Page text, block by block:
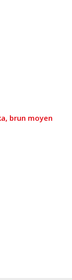
brun moyen